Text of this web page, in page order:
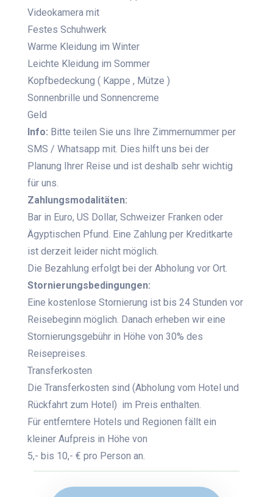
Videokamera mit
Festes Schuhwerk
Warme Kleidung im Winter
Leichte Kleidung im Sommer
Kopfbedeckung ( Kappe , Mütze )
Sonnenbrille und Sonnencreme
Geld
Info: Bitte teilen Sie uns Ihre Zimmernummer per
SMS / Whatsapp mit. Dies hilft uns bei der
Planung Ihrer Reise und ist deshalb sehr wichtig
für uns.
Zahlungsmodalitäten:
Bar in Euro, US Dollar, Schweizer Franken oder
Ägyptischen Pfund. Eine Zahlung per Kreditkarte
ist derzeit leider nicht möglich.
Die Bezahlung erfolgt bei der Abholung vor Ort.
Stornierungsbedingungen:
Eine kostenlose Stornierung ist bis 24 Stunden vor
Reisebeginn möglich. Danach erheben wir eine
Stornierungsgebühr in Höhe von 30% des
Reisepreises.
Transferkosten
Die Transferkosten sind (Abholung vom Hotel und
Rückfahrt zum Hotel) im Preis enthalten.
Für entferntere Hotels und Regionen fällt ein
kleiner Aufpreis in Höhe von
5,- bis 10,- € pro Person an.